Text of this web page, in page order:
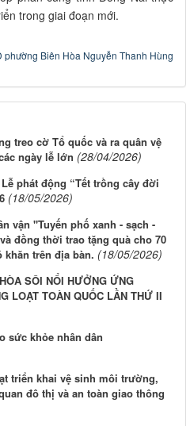
trong giai đoạn mới.
phường Biên Hòa Nguyễn Thanh Hùng
treo cờ Tổ quốc và ra quân vệ
ngày lễ lớn (28/04/2026)
phát động “Tết trồng cây đời
(18/05/2026)
vận "Tuyến phố xanh - sạch -
đồng thời trao tặng quà cho 70
trên địa bàn. (18/05/2026)
SÔI NỔI HƯỞNG ỨNG
LOẠT TOÀN QUỐC LẦN THỨ II
sức khỏe nhân dân
triển khai vệ sinh môi trường,
đô thị và an toàn giao thông